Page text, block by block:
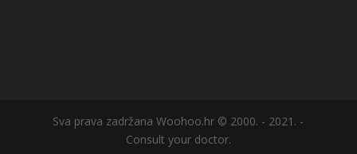
Sva prava zadržana Woohoo.hr © 2000. - 2021. -
Consult your doctor.